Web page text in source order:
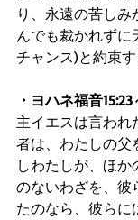
り、永遠の苦し
んでも裁かれずに
チャンス)と約束す
・ヨハネ福音15:23
主イエスは言われ
者は、わたしの父
しわたしが、ほか
のないわざを、彼
たのなら、彼らに